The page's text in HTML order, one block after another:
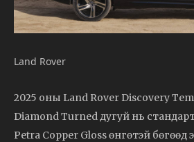
Land Rover
2025 оны Land Rover Discovery
Diamond Turned дугуй нь
Petra Copper Gloss өнгөтэй бөгөөд